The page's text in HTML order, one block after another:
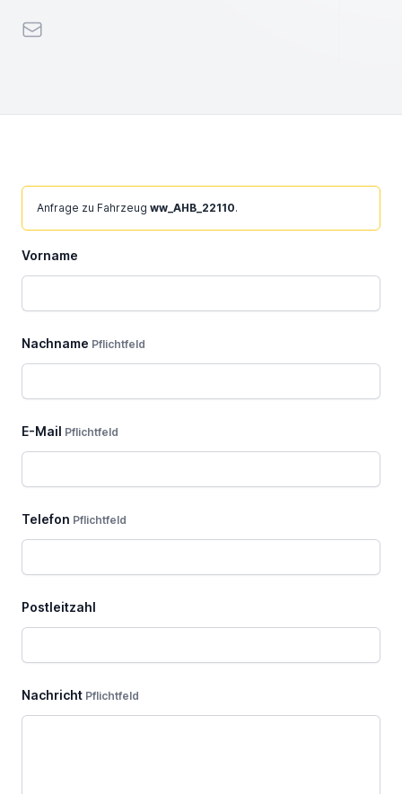
E-Mail
Feld
Anfrage zu Fahrzeug ww_AHB_22110.
Vorname
Nachname Pflichtfeld
E-Mail Pflichtfeld
Telefon Pflichtfeld
Postleitzahl
Nachricht Pflichtfeld